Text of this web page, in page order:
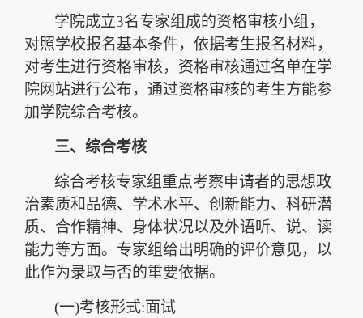
学院成立3名专家组成的资格审核小组，
对照学校报名基本条件，依据考生报名材料，
对考生进行资格审核，资格审核通过名单在学
院网站进行公布，通过资格审核的考生方能参
加学院综合考核。
三、综合考核
综合考核专家组重点考察申请者的思想政
治素质和品德、学术水平、创新能力、科研潜
质、合作精神、身体状况以及外语听、说、读
能力等方面。专家组给出明确的评价意见，以
此作为录取与否的重要依据。
(一)考核形式:面试